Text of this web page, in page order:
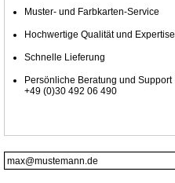
Muster- und Farbkarten-Service
Hochwertige Qualität und Expertise
Schnelle Lieferung
Persönliche Beratung und Support
+49 (0)30 492 06 490